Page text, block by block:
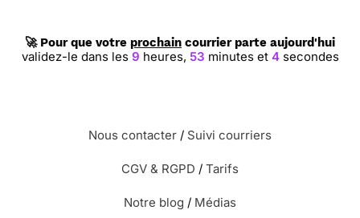
🚀 Pour que votre prochain courrier parte aujourd'hui
validez-le dans les 9 heures, 53 minutes et 4secondes
Nous contacter / Suivi courriers
CGV & RGPD / Tarifs
Notre blog / Médias